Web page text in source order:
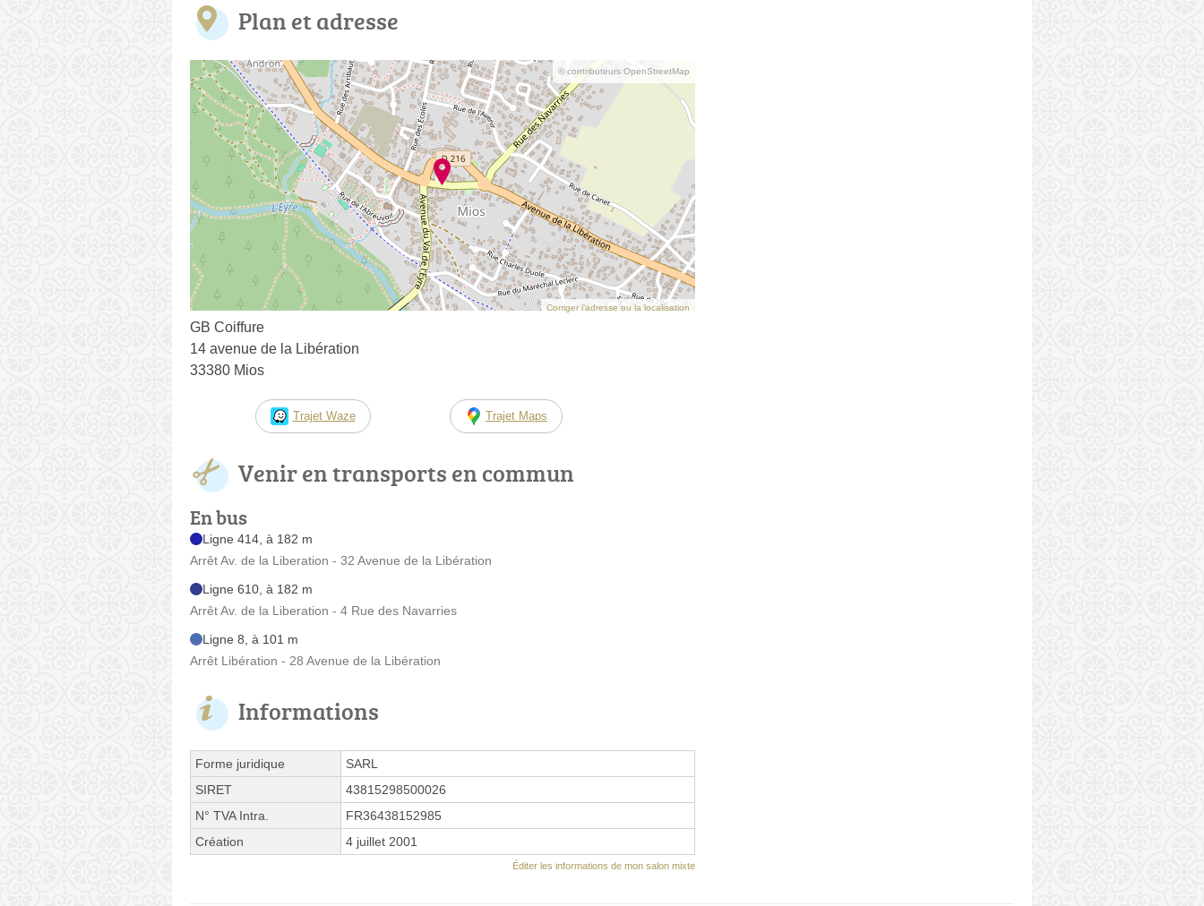
Plan et adresse
© contributeurs OpenStreetMap
Corriger l’adresse ou la localisation
GB Coiffure
14 avenue de la Libération
33380 Mios
Trajet Waze Trajet Maps
Venir en transports en commun
En bus
Ligne 414, à 182 m
Arrêt Av. de la Liberation - 32 Avenue de la Libération
Ligne 610, à 182 m
Arrêt Av. de la Liberation - 4 Rue des Navarries
Ligne 8, à 101 m
Arrêt Libération - 28 Avenue de la Libération
Informations
Forme juridique
SARL
SIRET
43815298500026
N° TVA Intra.
FR36438152985
Création
4 juillet 2001
Éditer les informations de mon salon mixte